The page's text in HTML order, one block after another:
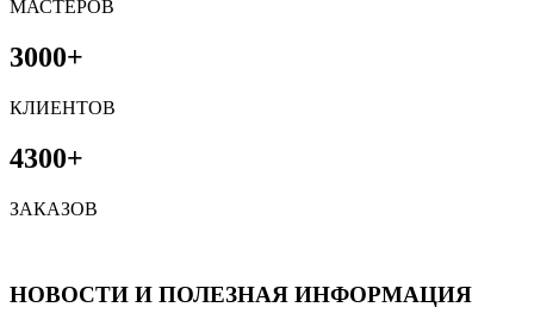
МАСТЕРОВ
3000+
КЛИЕНТОВ
4300+
ЗАКАЗОВ
НОВОСТИ И ПОЛЕЗНАЯ ИНФОРМАЦИЯ